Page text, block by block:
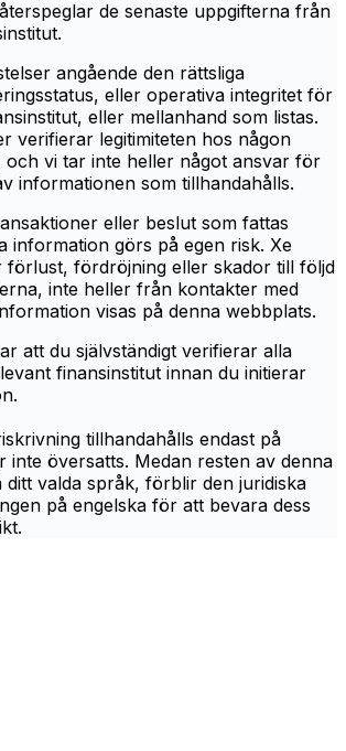
de senaste uppgifterna från
angående den rättsliga
eller operativa integritet för
eller mellanhand som listas.
verifierar legitimiteten hos någon
och vi tar inte heller något ansvar för
informationen som tillhandahålls.
eller beslut som fattas
information görs på egen risk. Xe
förlust, fördröjning eller skador till följd
inte heller från kontakter med
visas på denna webbplats.
att du självständigt verifierar alla
finansinstitut innan du initierar
tillhandahålls endast på
inte översatts. Medan resten av denna
ditt valda språk, förblir den juridiska
på engelska för att bevara dess